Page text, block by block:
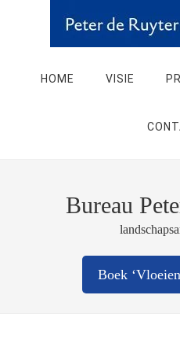
HOME VISIE
Bureau
Boek